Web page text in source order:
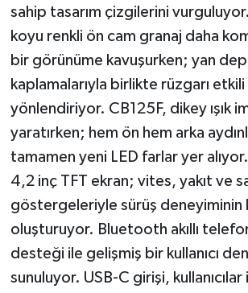
sahip tasarım çizgilerini
koyu renkli ön cam granaj daha
bir görünüme kavuşurken; yan
kaplamalarıyla birlikte rüzgarı
yönlendiriyor. CB125F, dikey ışık
yaratırken; hem ön hem arka
tamamen yeni LED farlar yer
4,2 inç TFT ekran; vites, yakıt ve
göstergeleriyle sürüş deneyiminin
oluşturuyor. Bluetooth akıllı
desteği ile gelişmiş bir kullanıcı
sunuluyor. USB-C girişi, kullanıcılar